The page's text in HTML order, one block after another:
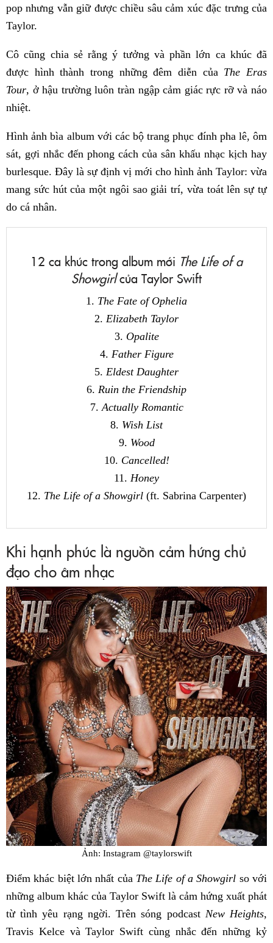
pop nhưng vẫn giữ được chiều sâu cảm xúc đặc trưng của
Taylor.
Cô cũng chia sẻ rằng ý tưởng và phần lớn ca khúc đã
được hình thành trong những đêm diễn của The Eras
Tour, ở hậu trường luôn tràn ngập cảm giác rực rỡ và náo
nhiệt.
Hình ảnh bìa album với các bộ trang phục đính pha lê, ôm
sát, gợi nhắc đến phong cách của sân khấu nhạc kịch hay
burlesque. Đây là sự định vị mới cho hình ảnh Taylor: vừa
mang sức hút của một ngôi sao giải trí, vừa toát lên sự tự
do cá nhân.
12 ca khúc trong album mới The Life of a
Showgirlcủa Taylor Swift
1. The Fate of Ophelia
2. Elizabeth Taylor
3. Opalite
4. Father Figure
5. Eldest Daughter
6. Ruin the Friendship
7.Actually Romantic
8. Wish List
9. Wood
10. Cancelled!
11. Honey
12. The Life of a Showgirl (ft. Sabrina Carpenter)
Khi hạnh phúc là nguồn cảm hứng chủ
đạo cho âm nhạc
Ảnh: Instagram @taylorswift
Điểm khác biệt lớn nhất của The Life of a Showgirl so với
những album khác của Taylor Swift là cảm hứng xuất phát
từ tình yêu rạng ngời. Trên sóng podcast New Heights,
Travis Kelce và Taylor Swift cùng nhắc đến những kỷ